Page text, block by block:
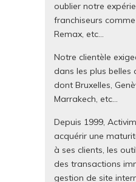
oublier notre
franchiseurs
Remax, etc…
Notre clientèle
dans les plus
dont Bruxelles,
Marrakech, etc…
Depuis 1999,
acquérir une
à ses clients, les
des transactions
gestion de site